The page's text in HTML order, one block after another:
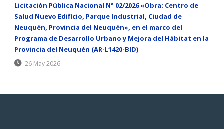
Licitación Pública Nacional N° 02/2026 «Obra: Centro de
Salud Nuevo Edificio, Parque Industrial, Ciudad de
Neuquén, Provincia del Neuquén», en el marco del
Programa de Desarrollo Urbano y Mejora del Hábitat en la
Provincia del Neuquén (AR-L1420-BID)
26 May 2026